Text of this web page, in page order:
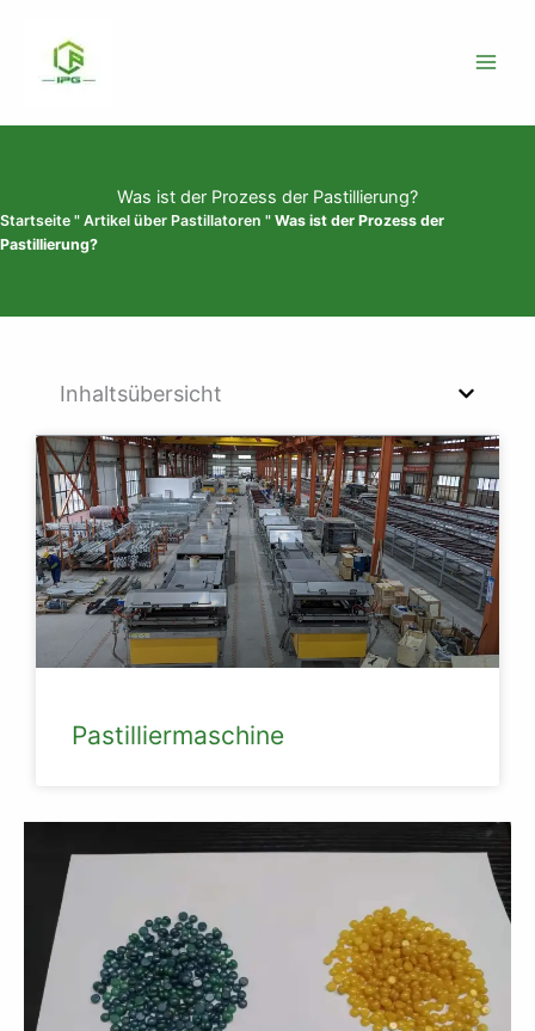
springen
Was ist der Prozess der Pastillierung?
Startseite " Artikel über Pastillatoren " Was ist der Prozess der
Pastillierung?
Inhaltsübersicht
Pastilliermaschine